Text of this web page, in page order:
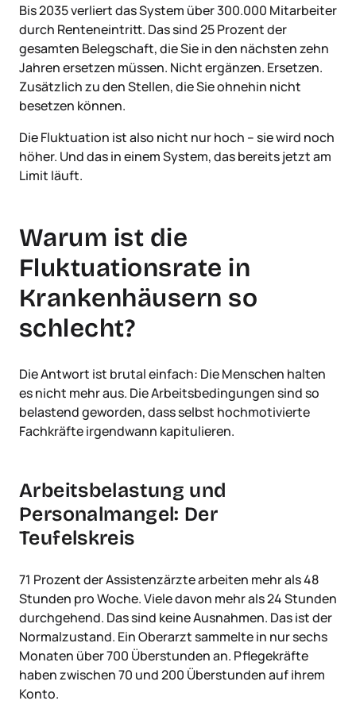
Bis 2035 verliert das System über 300.000 Mitarbeiter
durch Renteneintritt. Das sind 25 Prozent der
gesamten Belegschaft, die Sie in den nächsten zehn
Jahren ersetzen müssen. Nicht ergänzen. Ersetzen.
Zusätzlich zu den Stellen, die Sie ohnehin nicht
besetzen können.
Die Fluktuation ist also nicht nur hoch – sie wird noch
höher. Und das in einem System, das bereits jetzt am
Limit läuft.
Warum ist die
Fluktuationsrate in
Krankenhäusern so
schlecht?
Die Antwort ist brutal einfach: Die Menschen halten
es nicht mehr aus. Die Arbeitsbedingungen sind so
belastend geworden, dass selbst hochmotivierte
Fachkräfte irgendwann kapitulieren.
Arbeitsbelastung und
Personalmangel: Der
Teufelskreis
71 Prozent der Assistenzärzte arbeiten mehr als 48
Stunden pro Woche. Viele davon mehr als 24 Stunden
durchgehend. Das sind keine Ausnahmen. Das ist der
Normalzustand. Ein Oberarzt sammelte in nur sechs
Monaten über 700 Überstunden an. Pflegekräfte
haben zwischen 70 und 200 Überstunden auf ihrem
Konto.